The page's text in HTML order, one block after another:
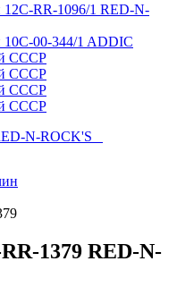
RR-1096/1 RED-N-
00-344/1 ADDIC
СССР
СССР
СССР
СССР
1379 RED-N-